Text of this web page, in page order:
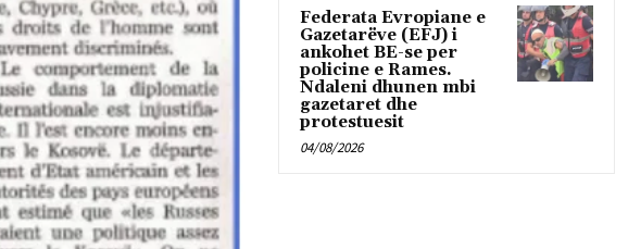
Federata Evropiane e
Gazetarëve (EFJ) i
ankohet BE-se per
policine e Rames.
Ndaleni dhunen mbi
gazetaret dhe
protestuesit
04/08/2026